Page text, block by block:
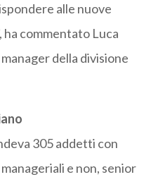
alle nuove
ha commentato Luca
della divisione
305 addetti con
e non, senior